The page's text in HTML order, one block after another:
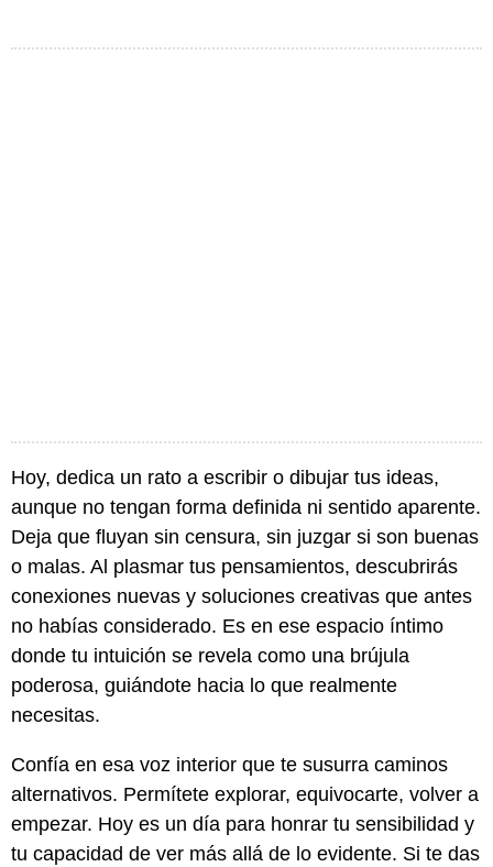
Hoy, dedica un rato a escribir o dibujar tus ideas,
aunque no tengan forma definida ni sentido aparente.
Deja que fluyan sin censura, sin juzgar si son buenas
o malas. Al plasmar tus pensamientos, descubrirás
conexiones nuevas y soluciones creativas que antes
no habías considerado. Es en ese espacio íntimo
donde tu intuición se revela como una brújula
poderosa, guiándote hacia lo que realmente
necesitas.
Confía en esa voz interior que te susurra caminos
alternativos. Permítete explorar, equivocarte, volver a
empezar. Hoy es un día para honrar tu sensibilidad y
tu capacidad de ver más allá de lo evidente. Si te das